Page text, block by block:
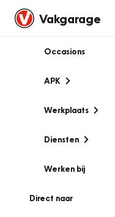
Vakgarage
Occasions
APK
Werkplaats
Diensten
Werken bij
Direct naar